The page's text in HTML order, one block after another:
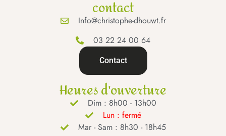
contact
Info@christophe-dhouwt.fr
03 22 24 00 64
Contact
Heures d'ouverture
Dim : 8h00 - 13h00
Lun : fermé
Mar - Sam : 8h30 - 18h45